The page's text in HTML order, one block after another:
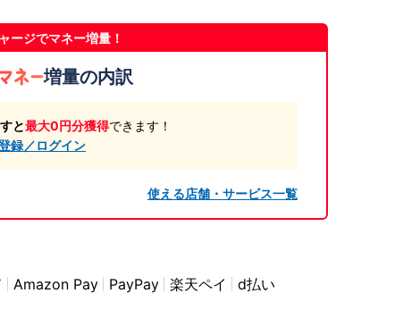
ージでマネー増量！
増量の内訳
と最大0円分獲得できます！
録／ログイン
使える店舗・サービス一覧
Amazon Pay PayPay 楽天ペイ d払い